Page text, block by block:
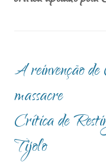
A reinvenção
massacre
Crítica de
Tijolo